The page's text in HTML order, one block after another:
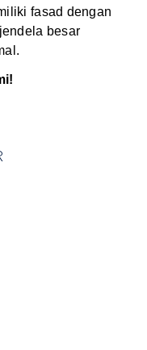
fasad dengan
besar